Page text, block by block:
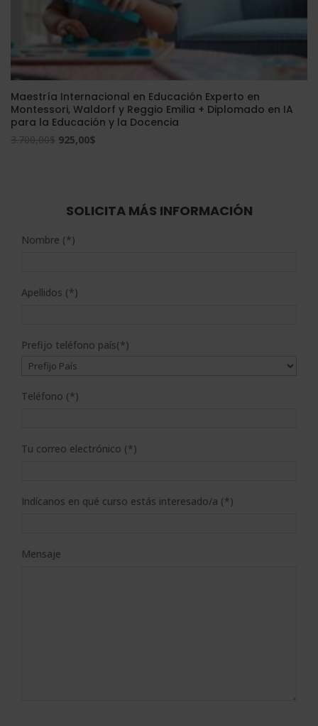
Maestría Internacional en Educación Experto en
Montessori, Waldorf y Reggio Emilia + Diplomado en IA
para la Educación y la Docencia
3.700,00$ El
3.700,00$.
925,00$
925,00$.
SOLICITA MÁS INFORMACIÓN
Nombre (*)
Apellidos (*)
Prefijo teléfono país(*)
Teléfono (*)
Tu correo electrónico (*)
Indícanos en qué curso estás interesado/a (*)
Mensaje